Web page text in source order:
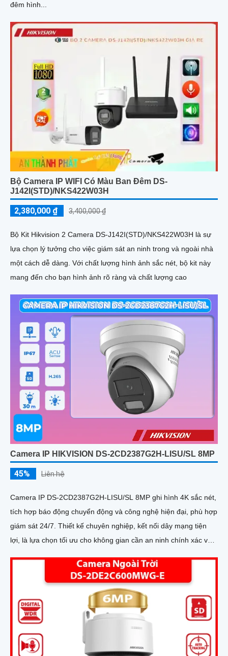
đêm hình...
Bộ Camera IP WIFI Có Màu Ban Đêm DS-
J142I(STD)/NKS422W03H
2,380,000 ₫ 3,400,000 ₫
Bộ Kit Hikvision 2 Camera DS-J142I(STD)/NKS422W03H là sự
lựa chọn lý tưởng cho việc giám sát an ninh trong và ngoài nhà
một cách dễ dàng. Với chất lượng hình ảnh sắc nét, bộ kit này
mang đến cho bạn hình ảnh rõ ràng và chất lượng cao
Camera IP HIKVISION DS-2CD2387G2H-LISU/SL 8MP
45% Liên hệ
Camera IP DS-2CD2387G2H-LISU/SL 8MP ghi hình 4K sắc nét,
tích hợp báo động chuyển động và công nghệ hiện đại, phù hợp
giám sát 24/7. Thiết kế chuyên nghiệp, kết nối dây mạng tiện
lợi, là lựa chọn tối ưu cho không gian cần an ninh chính xác và